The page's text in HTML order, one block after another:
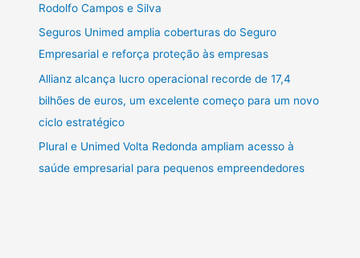
Rodolfo Campos e Silva
Seguros Unimed amplia coberturas do Seguro
Empresarial e reforça proteção às empresas
Allianz alcança lucro operacional recorde de 17,4
bilhões de euros, um excelente começo para um novo
ciclo estratégico
Plural e Unimed Volta Redonda ampliam acesso à
saúde empresarial para pequenos empreendedores